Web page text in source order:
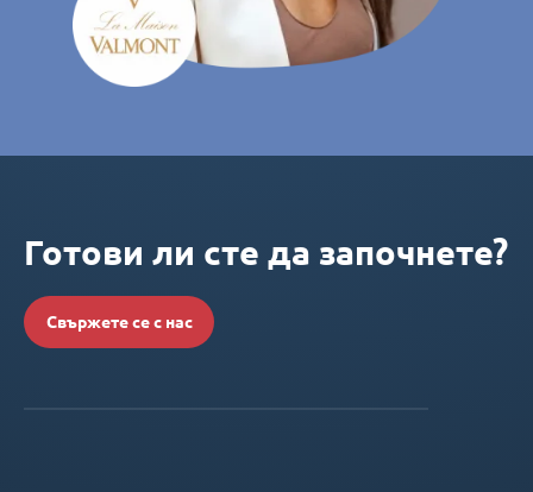
Готови ли сте да започнете?
Свържете се с нас